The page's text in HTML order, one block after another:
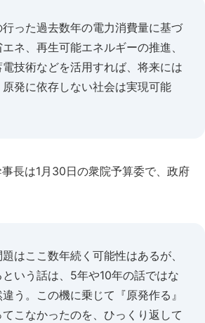
行った過去数年の電力消費量に基づ
ネ、再生可能エネルギーの推進、
技術などを活用すれば、将来には
発に依存しない社会は実現可能
長は1月30日の衆院予算委で、政府
題はここ数年続く可能性はあるが、
いう話は、5年や10年の話ではな
う。この機に乗じて『原発作る』
こなかったのを、ひっくり返して